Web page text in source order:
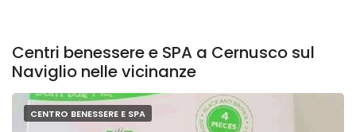
Centri benessere e SPA a Cernusco sul
Naviglio nelle vicinanze
CENTRO BENESSERE E SPA